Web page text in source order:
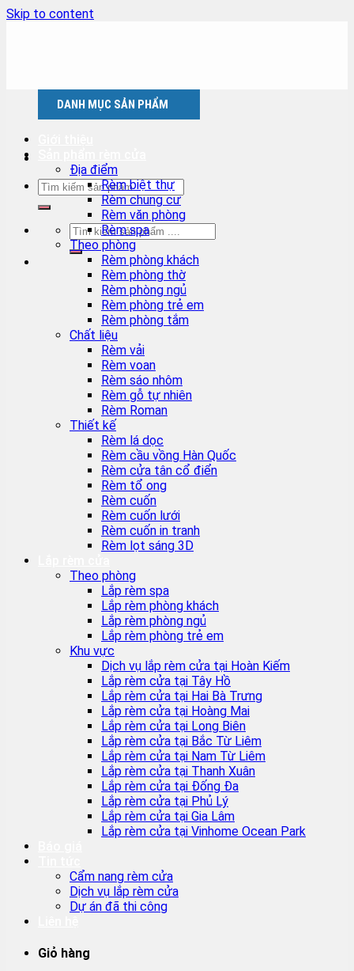
Skip to content
DANH MỤC SẢN PHẨM
Địa điểm
Rèm biệt thự
Rèm chung cư
Rèm văn phòng
Rèm spa
Theo phòng
Rèm phòng khách
Rèm phòng thờ
Rèm phòng ngủ
Rèm phòng trẻ em
Rèm phòng tắm
Chất liệu
Rèm vải
Rèm voan
Rèm sáo nhôm
Rèm gỗ tự nhiên
Rèm Roman
Thiết kế
Rèm lá dọc
Rèm cầu vồng Hàn Quốc
Rèm cửa tân cổ điển
Rèm tổ ong
Rèm cuốn
Rèm cuốn lưới
Rèm cuốn in tranh
Rèm lọt sáng 3D
Theo phòng
Lắp rèm spa
Lắp rèm phòng khách
Lắp rèm phòng ngủ
Lắp rèm phòng trẻ em
Khu vực
Dịch vụ lắp rèm cửa tại Hoàn Kiếm
Lắp rèm cửa tại Tây Hồ
Lắp rèm cửa tại Hai Bà Trưng
Lắp rèm cửa tại Hoàng Mai
Lắp rèm cửa tại Long Biên
Lắp rèm cửa tại Bắc Từ Liêm
Lắp rèm cửa tại Nam Từ Liêm
Lắp rèm cửa tại Thanh Xuân
Lắp rèm cửa tại Đống Đa
Lắp rèm cửa tại Phủ Lý
Lắp rèm cửa tại Gia Lâm
Lắp rèm cửa tại Vinhome Ocean Park
Cẩm nang rèm cửa
Dịch vụ lắp rèm cửa
Dự án đã thi công
Giỏ hàng